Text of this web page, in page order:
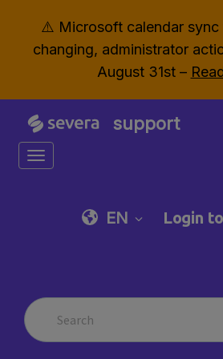
⚠️ Microsoft calendar sync
changing, administrator
August 31st –
support
Toggle navigation
EN Login